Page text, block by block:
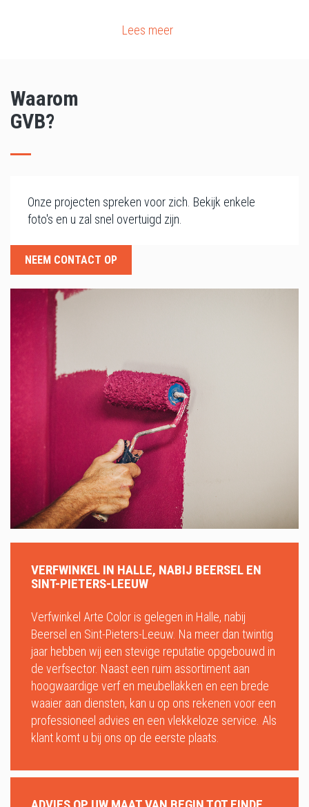
Lees meer
Waarom
GVB?
Onze projecten spreken voor zich. Bekijk enkele
foto's en u zal snel overtuigd zijn.
NEEM CONTACT OP
VERFWINKEL IN HALLE, NABIJ BEERSEL EN
SINT-PIETERS-LEEUW
Verfwinkel Arte Color is gelegen in Halle, nabij
Beersel en Sint-Pieters-Leeuw. Na meer dan twintig
jaar hebben wij een stevige reputatie opgebouwd in
de verfsector. Naast een ruim assortiment aan
hoogwaardige verf en meubellakken en een brede
waaier aan diensten, kan u op ons rekenen voor een
professioneel advies en een vlekkeloze service. Als
klant komt u bij ons op de eerste plaats.